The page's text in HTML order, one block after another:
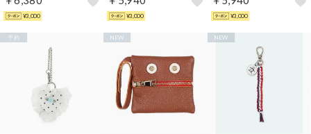
¥3,000 ¥3,000 ¥3,000
予約 NEW NEW